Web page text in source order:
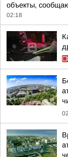
объекты,
02:18